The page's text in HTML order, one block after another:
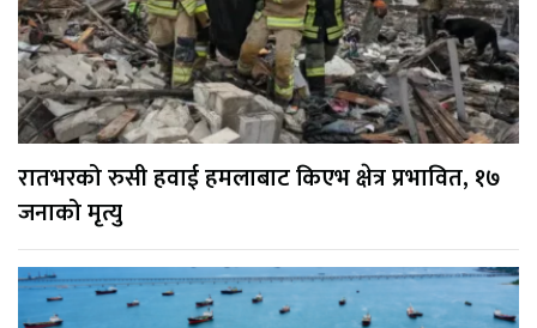
रातभरको रुसी हवाई हमलाबाट किएभ क्षेत्र प्रभावित, १७
जनाको मृत्यु